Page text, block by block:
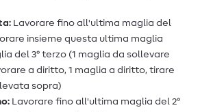
Lavorare fino all'ultima maglia del
insieme questa ultima maglia
del 3° terzo (1 maglia da sollevare
a diritto, 1 maglia a diritto, tirare
sopra)
Lavorare fino all'ultima maglia del 2°